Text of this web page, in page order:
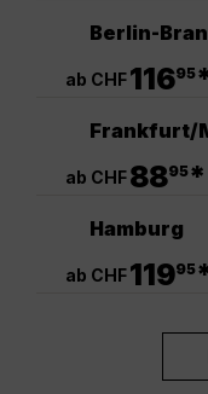
Berlin-
ab CHF11695
Frankfurt/
ab CHF8895*
Hamburg
ab CHF11995